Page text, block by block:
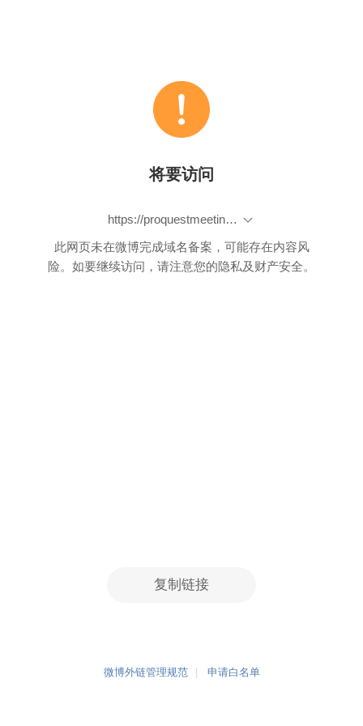
将要访问
https://proquestmeetings.webex.com/proquestmeetings/onstage/g.php?MTID=ee50c4290e60d70ee62b3bca1f886f259
此网页未在微博完成域名备案，可能存在内容风
险。如要继续访问，请注意您的隐私及财产安全。
复制链接
微博外链管理规范 申请白名单